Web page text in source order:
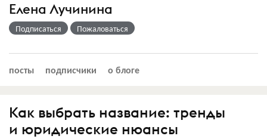
Елена Лучинина
Подписаться Пожаловаться
посты подписчики о блоге
Как выбрать название: тренды
и юридические нюансы